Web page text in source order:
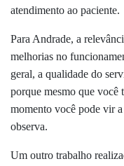
atendimento ao paciente.
Para Andrade, a
melhorias no
geral, a qualidade do
porque mesmo que você
momento você pode vir
observa.
Um outro trabalho